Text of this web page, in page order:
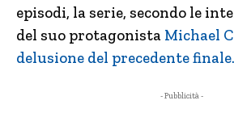
episodi, la serie, secondo le
del suo protagonista Michael
delusione del precedente finale.
- Pubblicità -